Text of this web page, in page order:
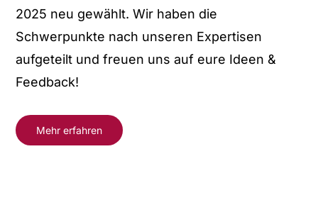
2025 neu gewählt. Wir haben die
Schwerpunkte nach unseren Expertisen
aufgeteilt und freuen uns auf eure Ideen &
Feedback!
Mehr erfahren